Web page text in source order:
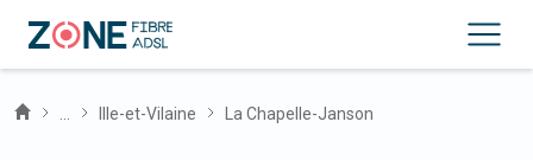
Ille-et-Vilaine La Chapelle-Janson